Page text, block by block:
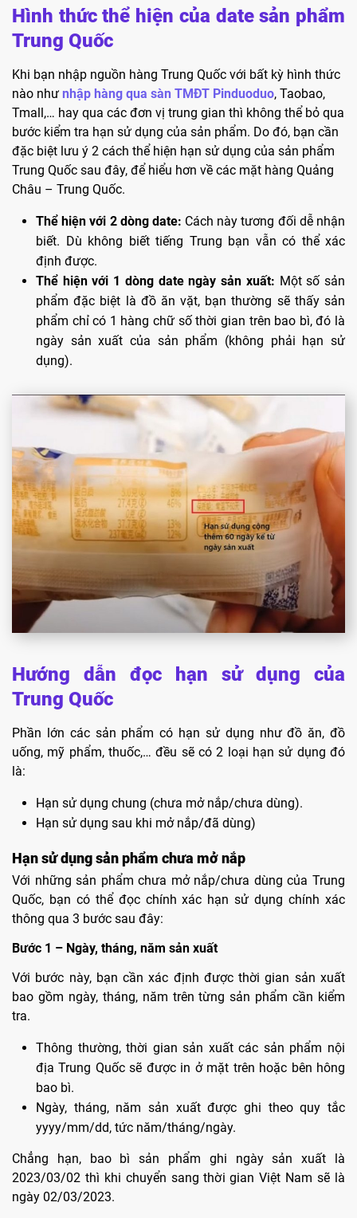
Hình thức thể hiện của date sản phẩm
Trung Quốc
Khi bạn nhập nguồn hàng Trung Quốc với bất kỳ hình thức
nào như nhập hàng qua sàn TMĐT Pinduoduo, Taobao,
Tmall,… hay qua các đơn vị trung gian thì không thể bỏ qua
bước kiểm tra hạn sử dụng của sản phẩm. Do đó, bạn cần
đặc biệt lưu ý 2 cách thể hiện hạn sử dụng của sản phẩm
Trung Quốc sau đây, để hiểu hơn về các mặt hàng Quảng
Châu – Trung Quốc.
Thể hiện với 2 dòng date: Cách này tương đối dễ nhận
biết. Dù không biết tiếng Trung bạn vẫn có thể xác
định được.
Thể hiện với 1 dòng date ngày sản xuất: Một số sản
phẩm đặc biệt là đồ ăn vặt, bạn thường sẽ thấy sản
phẩm chỉ có 1 hàng chữ số thời gian trên bao bì, đó là
ngày sản xuất của sản phẩm (không phải hạn sử
dụng).
Hướng dẫn đọc hạn sử dụng của
Trung Quốc
Phần lớn các sản phẩm có hạn sử dụng như đồ ăn, đồ
uống, mỹ phẩm, thuốc,… đều sẽ có 2 loại hạn sử dụng đó
là:
Hạn sử dụng chung (chưa mở nắp/chưa dùng).
Hạn sử dụng sau khi mở nắp/đã dùng)
Hạn sử dụng sản phẩm chưa mở nắp
Với những sản phẩm chưa mở nắp/chưa dùng của Trung
Quốc, bạn có thể đọc chính xác hạn sử dụng chính xác
thông qua 3 bước sau đây:
Bước 1 – Ngày, tháng, năm sản xuất
Với bước này, bạn cần xác định được thời gian sản xuất
bao gồm ngày, tháng, năm trên từng sản phẩm cần kiểm
tra.
Thông thường, thời gian sản xuất các sản phẩm nội
địa Trung Quốc sẽ được in ở mặt trên hoặc bên hông
bao bì.
Ngày, tháng, năm sản xuất được ghi theo quy tắc
yyyy/mm/dd, tức năm/tháng/ngày.
Chẳng hạn, bao bì sản phẩm ghi ngày sản xuất là
2023/03/02 thì khi chuyển sang thời gian Việt Nam sẽ là
ngày 02/03/2023.